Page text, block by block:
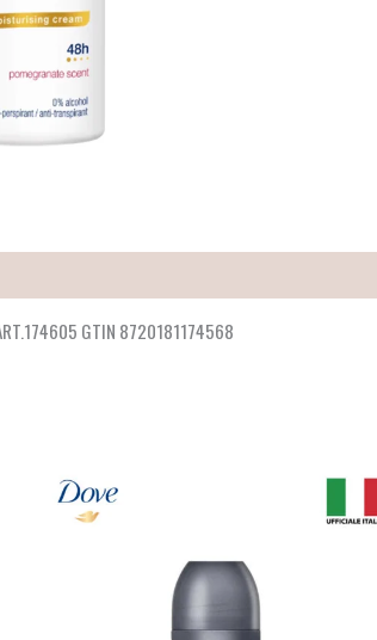
ART.174605 GTIN 8720181174568